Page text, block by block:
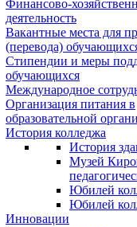
Финансово-
деятельность
Вакантные места для
(перевода)
Стипендии и меры
обучающихся
Международное
Организация питания в
образовательной
История колледжа
История
Музей
Юбилей
Юбилей
Инновации